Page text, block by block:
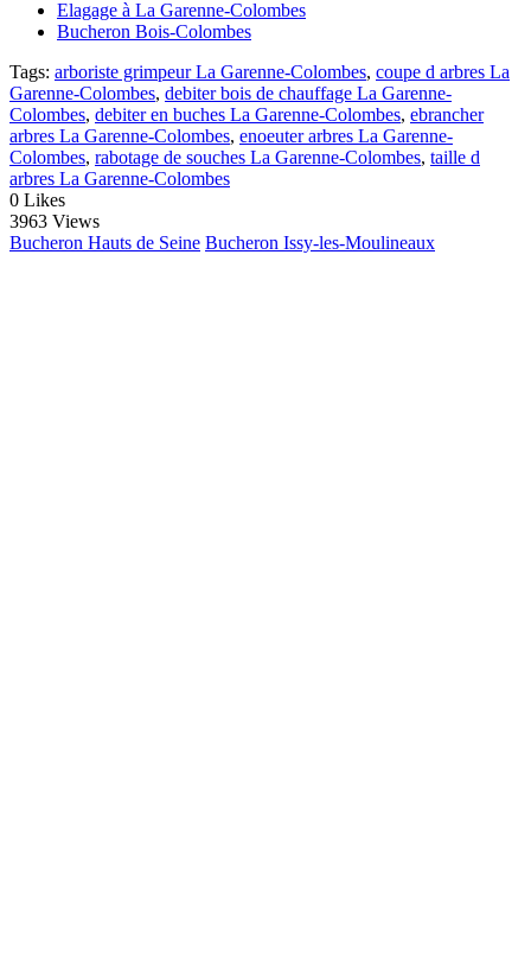
Elagage à La Garenne-Colombes
Bucheron Bois-Colombes
Tags: arboriste grimpeur La Garenne-Colombes, coupe d arbres La
Garenne-Colombes, debiter bois de chauffage La Garenne-
Colombes, debiter en buches La Garenne-Colombes, ebrancher
arbres La Garenne-Colombes, enoeuter arbres La Garenne-
Colombes, rabotage de souches La Garenne-Colombes, taille d
arbres La Garenne-Colombes
0 Likes
3963 Views
Bucheron Hauts de Seine Bucheron Issy-les-Moulineaux